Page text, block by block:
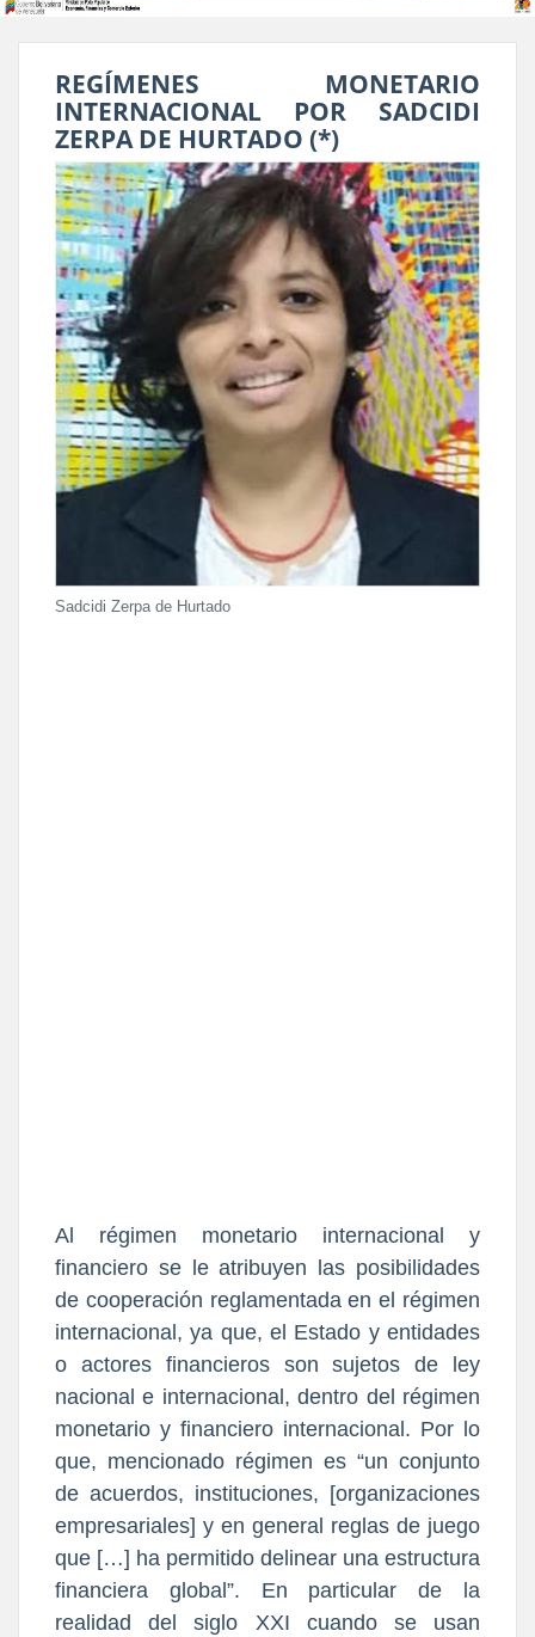
REGÍMENES MONETARIO
INTERNACIONAL POR SADCIDI
ZERPA DE HURTADO (*)
Sadcidi Zerpa de Hurtado
Al régimen monetario internacional y
financiero se le atribuyen las posibilidades
de cooperación reglamentada en el régimen
internacional, ya que, el Estado y entidades
o actores financieros son sujetos de ley
nacional e internacional, dentro del régimen
monetario y financiero internacional. Por lo
que, mencionado régimen es “un conjunto
de acuerdos, instituciones, [organizaciones
empresariales] y en general reglas de juego
que […] ha permitido delinear una estructura
financiera global”. En particular de la
realidad del siglo XXI cuando se usan